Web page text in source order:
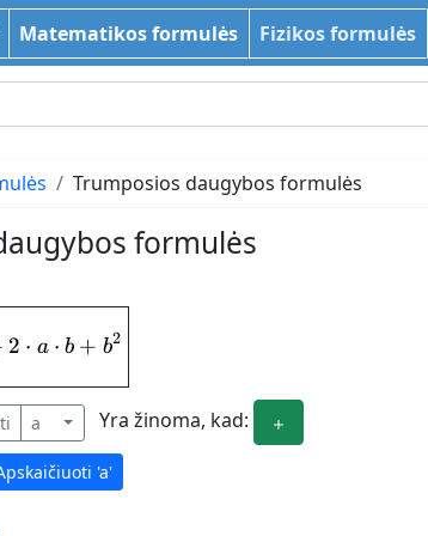
Matematikos formulės Fizikos formulės
Trumposios daugybos formulės
formulės
= a^{2}+2\cdot a\cdot b+b^{2}
2 ⋅ a ⋅ b + b2
a Yra žinoma, kad:
'a'